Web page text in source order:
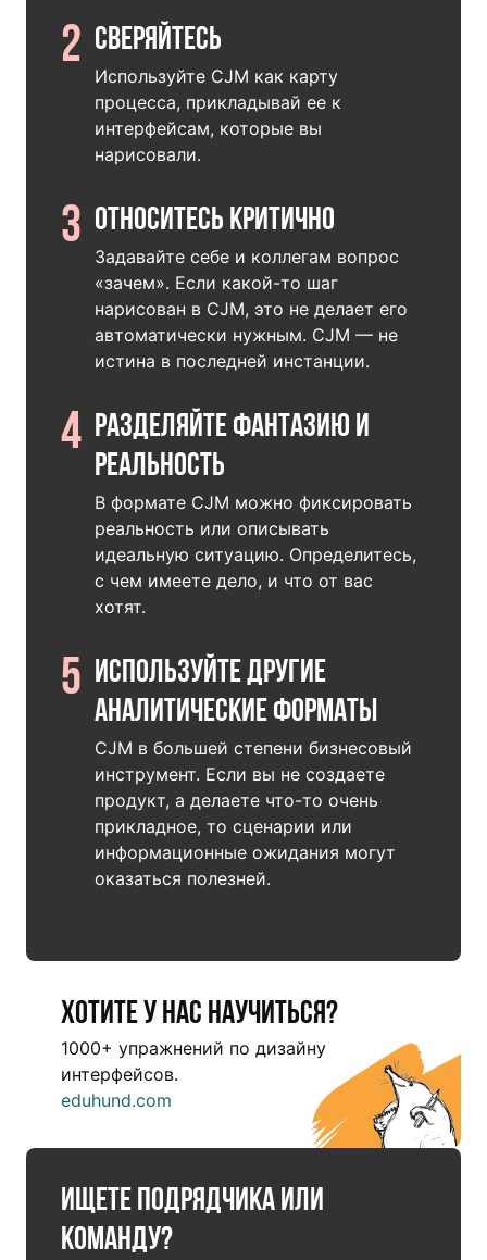
2 Сверяйтесь
Используйте CJM как карту
процесса, прикладывай ее к
интерфейсам, которые вы
нарисовали.
3 Относитесь критично
Задавайте себе и коллегам вопрос
«зачем». Если какой-то шаг
нарисован в CJM, это не делает его
автоматически нужным. CJM — не
истина в последней инстанции.
4 Разделяйте фантазию и
реальность
В формате CJM можно фиксировать
реальность или описывать
идеальную ситуацию. Определитесь,
с чем имеете дело, и что от вас
хотят.
5 Используйте другие
аналитические форматы
CJM в большей степени бизнесовый
инструмент. Если вы не создаете
продукт, а делаете что-то очень
прикладное, то сценарии или
информационные ожидания могут
оказаться полезней.
Хотите у нас научиться?
1000+ упражнений по дизайну
интерфейсов.
eduhund.com
Ищете подрядчика или
команду?